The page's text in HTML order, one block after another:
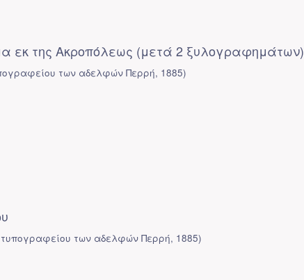
εκ της Ακροπόλεως (μετά 2 ξυλογραφημάτων)
των αδελφών Περρή, 1885)
τυπογραφείου των αδελφών Περρή, 1885)